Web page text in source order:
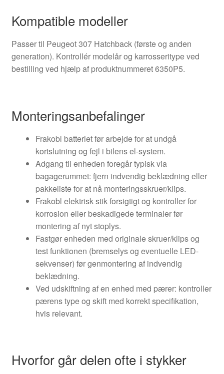
Kompatible modeller
Passer til Peugeot 307 Hatchback (første og anden
generation). Kontrollér modelår og karrosseritype ved
bestilling ved hjælp af produktnummeret 6350P5.
Monteringsanbefalinger
Frakobl batteriet før arbejde for at undgå
kortslutning og fejl i bilens el-system.
Adgang til enheden foregår typisk via
bagagerummet: fjern indvendig beklædning eller
pakkeliste for at nå monteringsskruer/klips.
Frakobl elektrisk stik forsigtigt og kontroller for
korrosion eller beskadigede terminaler før
montering af nyt stoplys.
Fastgør enheden med originale skruer/klips og
test funktionen (bremselys og eventuelle LED-
sekvenser) før genmontering af indvendig
beklædning.
Ved udskiftning af en enhed med pærer: kontroller
pærens type og skift med korrekt specifikation,
hvis relevant.
Hvorfor går delen ofte i stykker